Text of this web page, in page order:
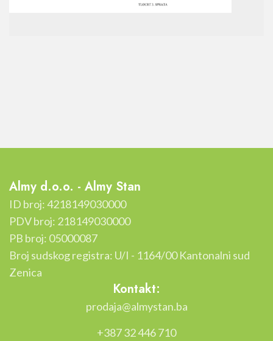
Almy d.o.o. - Almy Stan
ID broj: 4218149030000
PDV broj: 218149030000
PB broj: 05000087
Broj sudskog registra: U/I - 1164/00 Kantonalni sud
Zenica
Kontakt:
prodaja@almystan.ba
+387 32 446 710